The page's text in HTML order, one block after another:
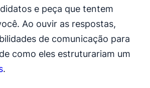
e peça que tentem
Ao ouvir as respostas,
de comunicação para
como eles estruturariam um
.